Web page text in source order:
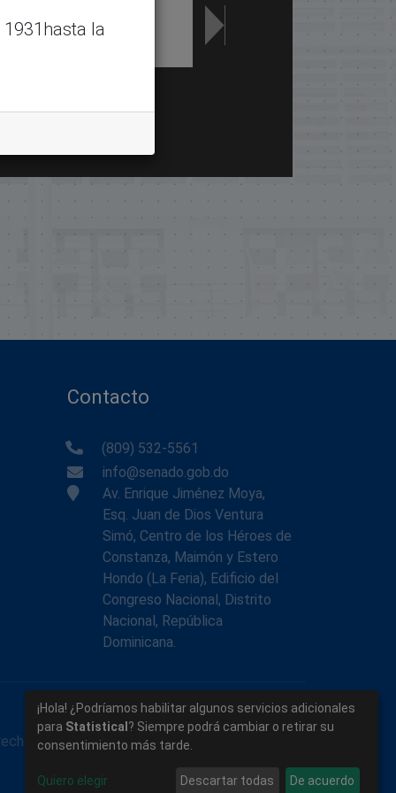
Contacto
(809) 532-5561
info@senado.gob.do
Av. Enrique Jiménez Moya,
Esq. Juan de Dios Ventura
Simó, Centro de los Héroes de
Constanza, Maimón y Estero
Hondo (La Feria), Edificio del
Congreso Nacional, Distrito
Nacional, República
Dominicana.
reservados.
la
¡Hola! ¿Podríamos habilitar algunos servicios adicionales
para Statistical ? Siempre podrá cambiar o retirar su
consentimiento más tarde.
Quiero elegir Descartar todas De acuerdo